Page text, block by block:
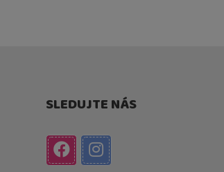
SLEDUJTE NÁS